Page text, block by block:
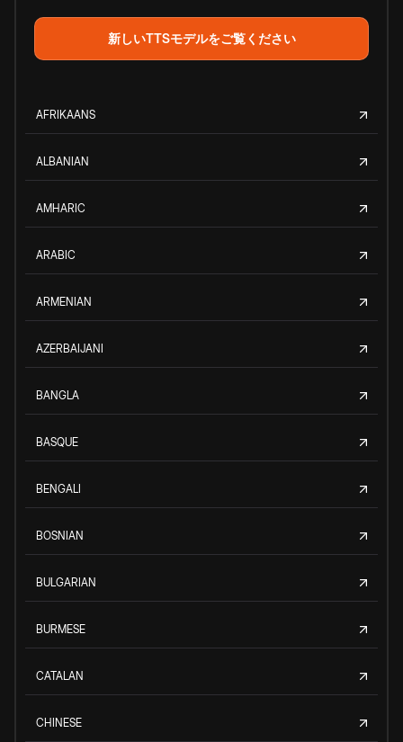
新しいTTSモデルをご覧ください
AFRIKAANS
ALBANIAN
AMHARIC
ARABIC
ARMENIAN
AZERBAIJANI
BANGLA
BASQUE
BENGALI
BOSNIAN
BULGARIAN
BURMESE
CATALAN
CHINESE